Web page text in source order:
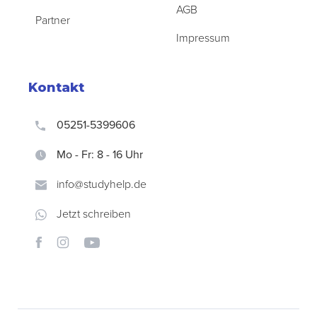
Partner
AGB
Impressum
Kontakt
05251-5399606
Mo - Fr: 8 - 16 Uhr
info@studyhelp.de
Jetzt schreiben